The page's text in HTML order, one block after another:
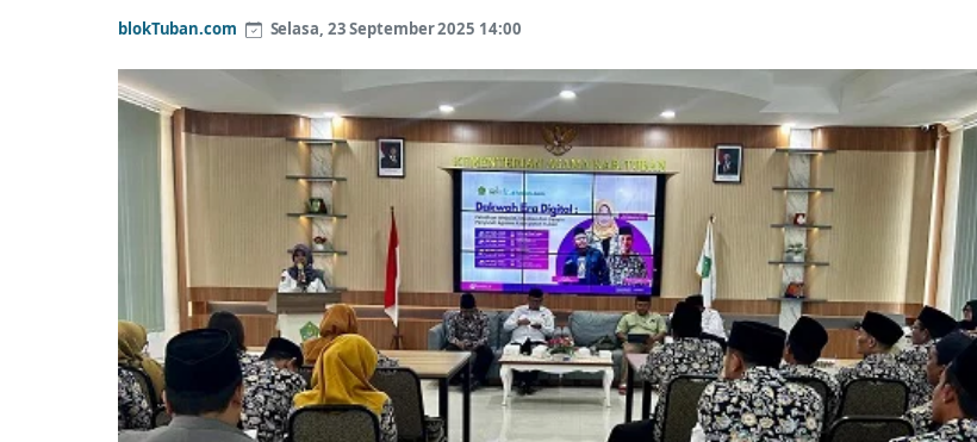
blokTuban.com Selasa, 23 September 2025 14:00